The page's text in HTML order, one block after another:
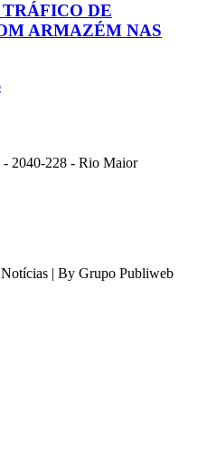
DE
ARMAZÉM NAS
- 2040-228 - Rio Maior
| By Grupo Publiweb